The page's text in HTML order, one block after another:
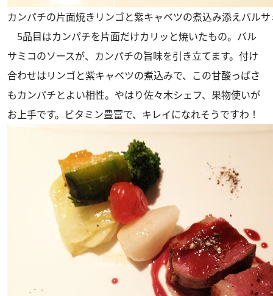
カンパチの片面焼きリンゴと紫キャベツの煮込み添えバル
5品目はカンパチを片面だけカリッと焼いたもの。バル
サミコのソースが、カンパチの旨味を引き立てます。付け
合わせはリンゴと紫キャベツの煮込みで、この甘酸っぱさ
もカンパチとよい相性。やはり佐々木シェフ、果物使いが
お上手です。ビタミン豊富で、キレイになれそうですわ！